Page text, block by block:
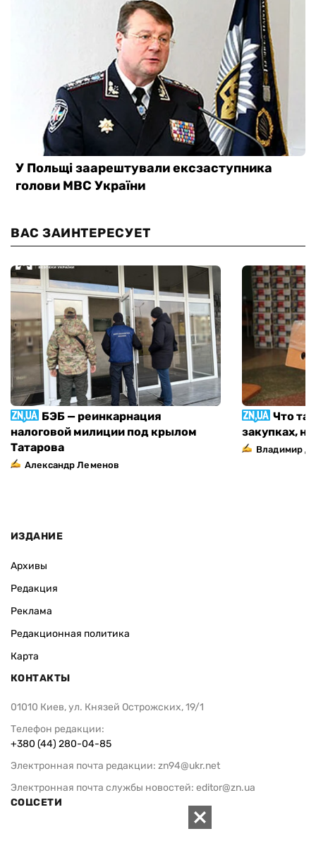
ВАС ЗАИНТЕРЕСУЕТ
БЭБ — реинкарнация
налоговой милиции под крылом
Татарова
Александр Леменов
Что
закупках,
Владимир
ИЗДАНИЕ
Архивы
Редакция
Реклама
Редакционная политика
Карта
КОНТАКТЫ
01010 Киев, ул. Князей Острожских, 19/1
Телефон редакции:
+380 (44) 280-04-85
Электронная почта редакции: zn94@ukr.net
Электронная почта службы новостей: editor@zn.ua
СОЦСЕТИ